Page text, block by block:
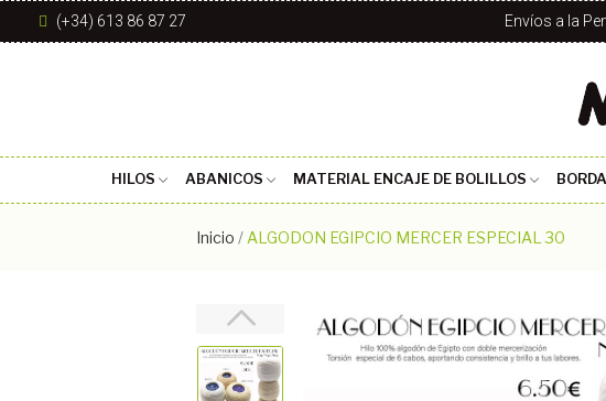
(+34) 613 86 87 27 Envíos a la
HILOS ABANICOS MATERIAL ENCAJE DE BOLILLOS
Inicio ALGODON EGIPCIO MERCER ESPECIAL 30